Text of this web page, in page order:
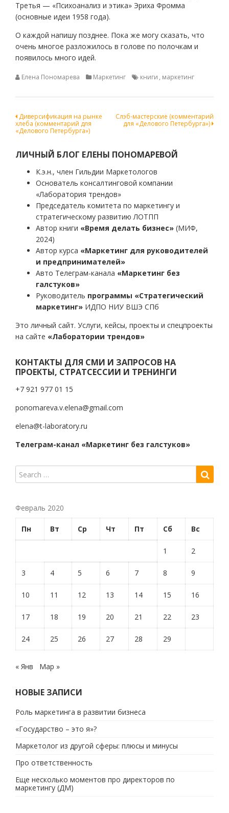
Третья — «Психоанализ и этика» Эриха Фромма
(основные идеи 1958 года).
О каждой напишу позднее. Пока же могу сказать, что
очень многое разложилось в голове по полочкам и
появилось много идей.
Елена Пономарева Маркетинг книги , маркетинг
Навигация
по
записям
Диверсификация на рынке
хлеба (комментарий для
«Делового Петербурга»)
Слэб-мастерские (комментарий
для «Делового Петербурга»)
ЛИЧНЫЙ БЛОГ ЕЛЕНЫ ПОНОМАРЕВОЙ
К.э.н., член Гильдии Маркетологов
Основатель консалтинговой компании
«Лаборатория трендов»
Председатель комитета по маркетингу и
стратегическому развитию ЛОТПП
Автор книги «Время делать бизнес» (МИФ,
2024)
Автор курса «Маркетинг для руководителей
и предпринимателей»
Авто Телеграм-канала «Маркетинг без
галстуков»
Руководитель программы «Стратегический
маркетинг» ИДПО НИУ ВШЭ СПб
Это личный сайт. Услуги, кейсы, проекты и спецпроекты
на сайте «Лаборатории трендов»
КОНТАКТЫ ДЛЯ СМИ И ЗАПРОСОВ НА
ПРОЕКТЫ, СТРАТСЕССИИ И ТРЕНИНГИ
+7 921 977 01 15
ponomareva.v.elena@gmail.com
elena@t-laboratory.ru
Телеграм-канал «Маркетинг без галстуков»
Февраль 2020
Пн Вт Ср Чт Пт Сб Вс
1 2
3 4 5 6 7 8 9
10 11 12 13 14 15 16
17 18 19 20 21 22 23
24 25 26 27 28 29
« Янв Мар »
НОВЫЕ ЗАПИСИ
Роль маркетинга в развитии бизнеса
«Государство – это я»?
Маркетолог из другой сферы: плюсы и минусы
Про ответственность
Еще несколько моментов про директоров по
маркетингу (ДМ)